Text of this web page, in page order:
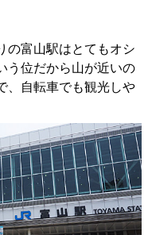
の富山駅はとてもオシ
う位だから山が近いの
、自転車でも観光しや